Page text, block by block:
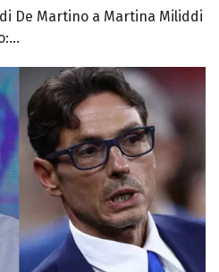
De Martino a Martina Miliddi